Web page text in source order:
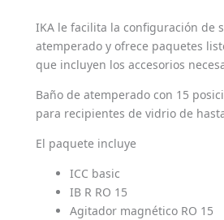
IKA le facilita la configuración de
atemperado y ofrece paquetes
que incluyen los accesorios
Baño de atemperado con 15
para recipientes de vidrio de
El paquete incluye
ICC basic
IB R RO 15
Agitador magnético RO 15